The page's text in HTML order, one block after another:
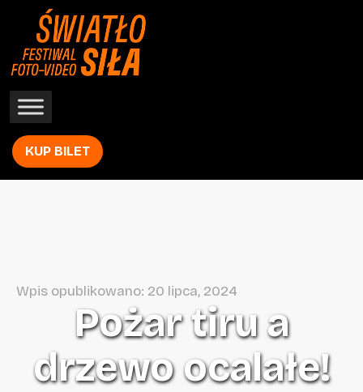
KUP BILET
Wpis opublikowano: 20 lipca, 2024
Pożar tiru a
drzewo ocalałe!